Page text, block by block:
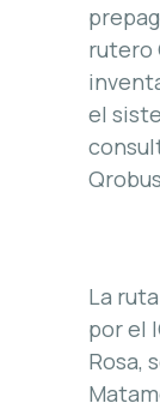
rutero
el
La
por el
Rosa,